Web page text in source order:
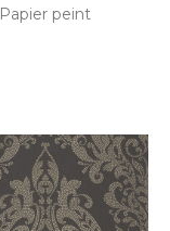
Papier peint